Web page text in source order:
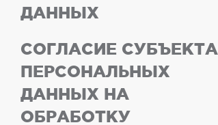
ДАННЫХ
СОГЛАСИЕ СУБЪЕКТА
ПЕРСОНАЛЬНЫХ
ДАННЫХ НА
ОБРАБОТКУ